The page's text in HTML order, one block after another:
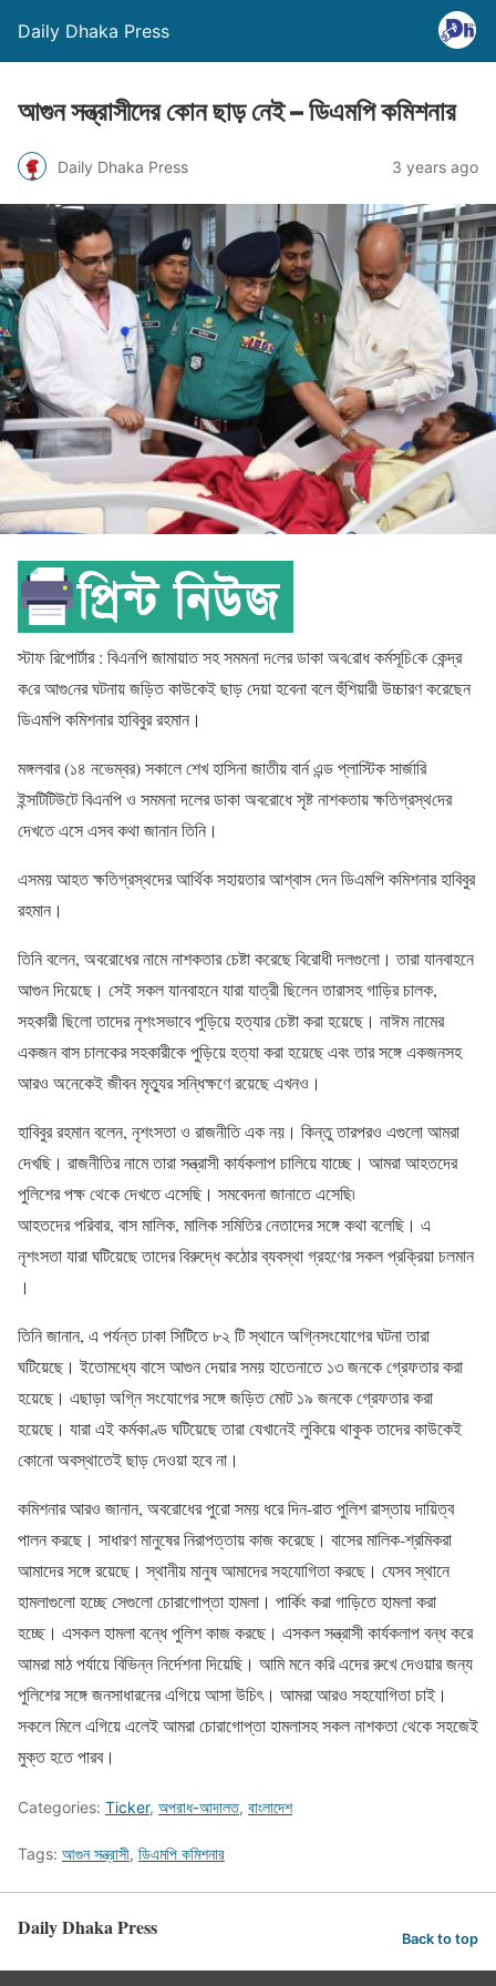
Daily Dhaka Press
আগুন সন্ত্রাসীদের কোন ছাড় নেই – ডিএমপি কমিশনার
Daily Dhaka Press 3 years ago
স্টাফ রিপোর্টার : বিএন‌পি জামায়া‌ত সহ সমমনা দ‌লের ডাকা অব‌রোধ কর্মসূ‌চি‌কে কেন্দ্র
ক‌রে আগু‌নের ঘটনায়জড়িত কাউকেই ছাড় দেয়া হবেনা বলে হুঁশিয়ারী উচ্চারণ করেছেন
ডিএমপি কমিশনার হাবিবুর রহমান।
মঙ্গলবার (১৪ নভেম্বর) সকালে শেখ হাসিনা জাতীয় বার্ন এন্ড প্লাস্টিক সার্জারি
ইন্সটিটিউটে বিএনপি ও সমমনা দলের ডাকা অবরোধে সৃষ্ট নাশকতায় ক্ষ‌তিগ্রস্থ‌দের
দেখতে এসে এসব কথা জানান তিনি।
এসময় আহত ক্ষতিগ্রস্থদের আর্থিক সহায়তার আশ্বাস দেন ডিএমপি কমিশনার হাবিবুর
রহমান।
তিনি বলেন, অবরোধের নামে নাশকতার চেষ্টা করেছে বিরোধী দলগুলো। তারা যানবাহনে
আগুন দিয়েছে। সেই সকল যানবাহনে যারা যাত্রী ছিলেন তারাসহ গাড়ির চালক,
সহকারী ছিলো তাদের নৃশংসভাবে পুড়িয়ে হত্যার চেষ্টা করা হয়েছে। নাঈম নামের
একজন বাস চালকের সহকারীকে পুড়িয়ে হত্যা করা হয়েছে এবং তার সঙ্গে একজনসহ
আরও অনেকেই জীবন মৃত্যুর সন্ধিক্ষণে রয়েছে এখনও।
হাবিবুর রহমান বলেন, নৃশংসতা ও রাজনীতি এক নয়। কিন্তু তারপরও এগুলো আমরা
দেখছি। রাজনীতির নামে তারা সন্ত্রাসী কার্যকলাপ চালিয়ে যাচ্ছে। আমরা আহতদের
পুলিশের পক্ষ থেকে দেখতে এসেছি। সমবেদনা জানাতে এসেছি৷
আহতদের পরিবার, বাস মালিক, মালিক সমিতির নেতাদের সঙ্গে কথা বলেছি। এ
নৃশংসতা যারা ঘটিয়েছে তাদের বিরুদ্ধে কঠোর ব্যবস্থা গ্রহণের সকল প্রক্রিয়া চলমান
।
তিনি জানান, এ পর্যন্ত ঢাকা সিটিতে ৮২ টি স্থানে অগ্নিসংযোগের ঘটনা তারা
ঘটিয়েছে। ইতোমধ্যে বাসে আগুন দেয়ার সময় হাতেনাতে ১৩ জনকে গ্রেফতার করা
হয়েছে। এছাড়া অগ্নি সংযোগের সঙ্গে জড়িত মোট ১৯ জনকে গ্রেফতার করা
হয়েছে। যারা এই কর্মকাণ্ড ঘটিয়েছে তারা যেখানেই লুকিয়ে থাকুক তাদের কাউকেই
কোনো অবস্থাতেই ছাড় দেওয়া হবে না।
কমিশনার আরও জানান, অবরোধের পুরো সময় ধরে দিন-রাত পুলিশ রাস্তায় দায়িত্ব
পালন করছে। সাধারণ মানুষের নিরাপত্তায় কাজ করেছে। বাসের মালিক-শ্রমিকরা
আমাদের সঙ্গে রয়েছে। স্থানীয় মানুষ আমাদের সহযোগিতা করছে। যেসব স্থানে
হামলাগুলো হচ্ছে সেগুলো চোরাগোপ্তা হামলা। পার্কিং করা গাড়িতে হামলা করা
হচ্ছে। এসকল হামলা বন্ধে পুলিশ কাজ করছে। এসকল সন্ত্রাসী কার্যকলাপ বন্ধ করে
আমরা মাঠ পর্যায়ে বিভিন্ন নির্দেশনা দিয়েছি। আমি মনে করি এদের রুখে দেওয়ার জন্য
পুলিশের সঙ্গে জনসাধারনের এগিয়ে আসা উচিৎ। আমরা আরও সহযোগিতা চাই।
সকলে মিলে এগিয়ে এলেই আমরা চোরাগোপ্তা হামলাসহ সকল নাশকতা থেকে সহজেই
মুক্ত হতে পারব।
Categories: Ticker, অপরাধ-আদালত, বাংলাদেশ
Tags: আগুন সন্ত্রাসী, ডিএমপি কমিশনার
Daily Dhaka Press Back to top